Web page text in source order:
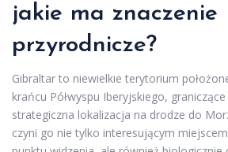
jakie ma znaczenie
przyrodnicze?
Gibraltar to niewielkie terytorium
krańcu Półwyspu Iberyjskiego, graniczące
strategiczna lokalizacja na drodze do
czyni go nie tylko interesującym